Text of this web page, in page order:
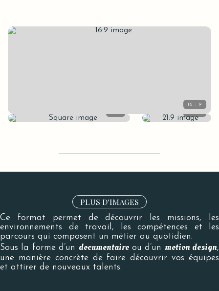
PLUS D'IMAGES
Ce format permet de découvrir les missions, les
environnements de travail, les compétences et les
parcours qui composent un métier au quotidien.
Sous la forme d’un documentaireou d’un motion design,
une manière concrète de faire découvrir vos équipes
et attirer de nouveaux talents.